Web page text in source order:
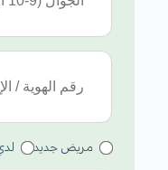
مريض جديد